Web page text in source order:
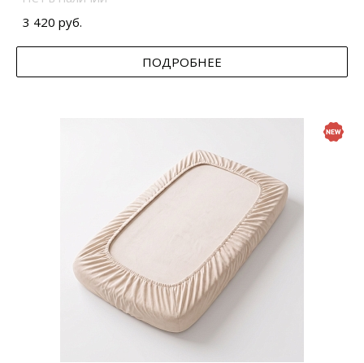
3 420 руб.
ПОДРОБНЕЕ